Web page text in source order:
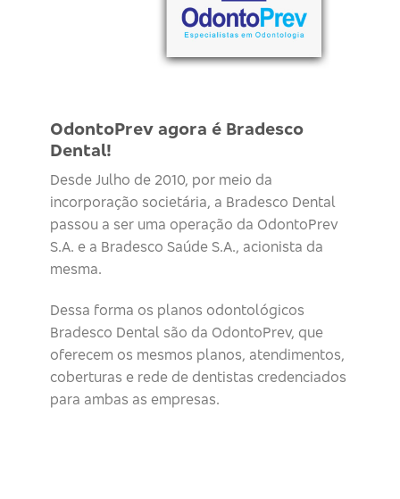
OdontoPrev agora é Bradesco
Dental!
Desde Julho de 2010, por meio da
incorporação societária, a Bradesco Dental
passou a ser uma operação da OdontoPrev
S.A. e a Bradesco Saúde S.A., acionista da
mesma.
Dessa forma os planos odontológicos
Bradesco Dental são da OdontoPrev, que
oferecem os mesmos planos, atendimentos,
coberturas e rede de dentistas credenciados
para ambas as empresas.